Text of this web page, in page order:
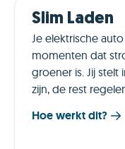
Slim Laden
Je elektrische
momenten dat
groener is. Jij
zijn, de rest
Hoe werkt dit?